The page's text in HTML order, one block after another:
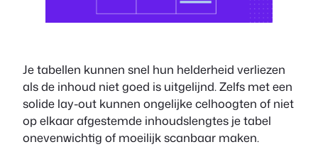
Je tabellen kunnen snel hun helderheid verliezen
als de inhoud niet goed is uitgelijnd. Zelfs met een
solide lay-out kunnen ongelijke celhoogten of niet
op elkaar afgestemde inhoudslengtes je tabel
onevenwichtig of moeilijk scanbaar maken.